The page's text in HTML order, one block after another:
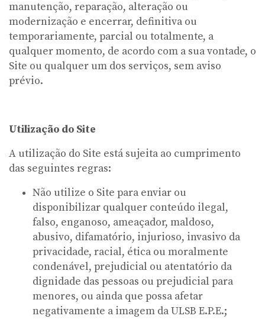
manutenção, reparação, alteração ou
modernização e encerrar, definitiva ou
temporariamente, parcial ou totalmente, a
qualquer momento, de acordo com a sua vontade, o
Site ou qualquer um dos serviços, sem aviso
prévio.
Utilização do Site
A utilização do Site está sujeita ao cumprimento
das seguintes regras:
Não utilize o Site para enviar ou
disponibilizar qualquer conteúdo ilegal,
falso, enganoso, ameaçador, maldoso,
abusivo, difamatório, injurioso, invasivo da
privacidade, racial, ética ou moralmente
condenável, prejudicial ou atentatório da
dignidade das pessoas ou prejudicial para
menores, ou ainda que possa afetar
negativamente a imagem da ULSB E.P.E.;